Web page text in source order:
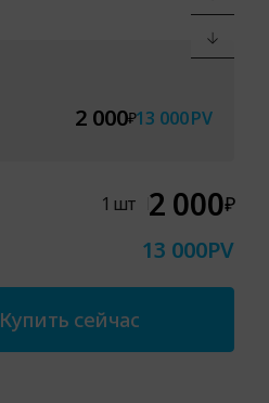
2 000₽13 000PV
1 шт 2 000₽
13 000PV
Купить сейчас